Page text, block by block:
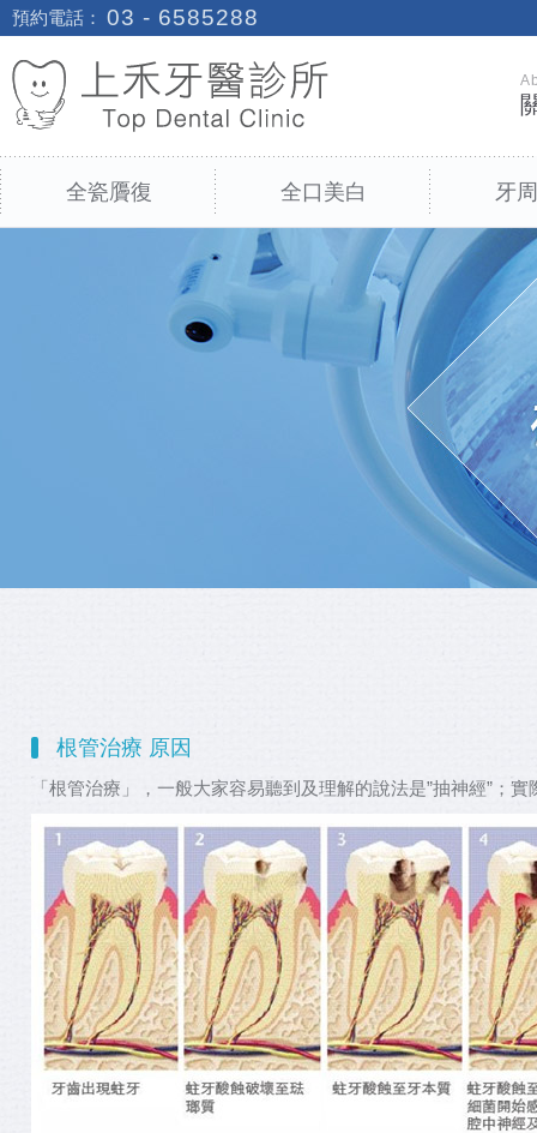
預約電話： 03 - 6585288
全瓷贗復 全口美白 牙
根管治療 原因
「根管治療」，一般大家容易聽到及理解的說法是”抽神經”；